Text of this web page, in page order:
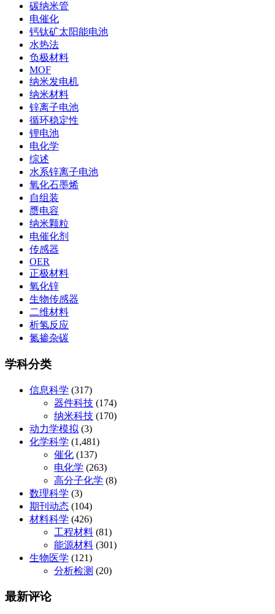
碳纳米管
电催化
钙钛矿太阳能电池
水热法
负极材料
MOF
纳米发电机
纳米材料
锌离子电池
循环稳定性
锂电池
电化学
综述
水系锌离子电池
氧化石墨烯
自组装
赝电容
纳米颗粒
电催化剂
传感器
OER
正极材料
氧化锌
生物传感器
二维材料
析氢反应
氮掺杂碳
学科分类
信息科学 (317)
器件科技 (174)
纳米科技 (170)
动力学模拟 (3)
化学科学 (1,481)
催化 (137)
电化学 (263)
高分子化学 (8)
数理科学 (3)
期刊动态 (104)
材料科学 (426)
工程材料 (81)
能源材料 (301)
生物医学 (121)
分析检测 (20)
最新评论